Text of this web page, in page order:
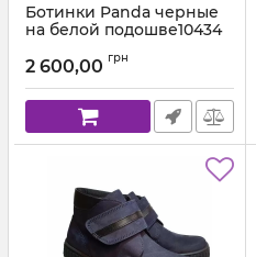
Ботинки Panda черные
на белой подошве10434
2 600,00 грн